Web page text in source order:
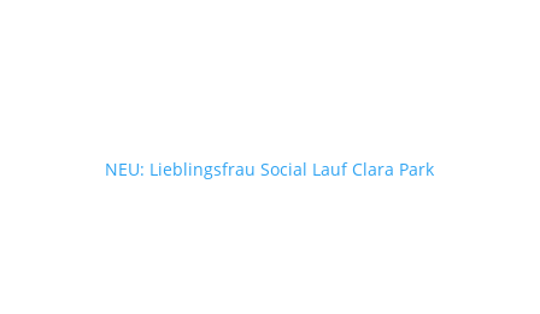
NEU: Lieblingsfrau Social Lauf Clara Park